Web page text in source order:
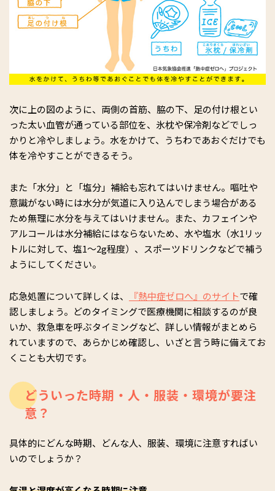
次に上の図のように、両側の首筋、脇の下、足の付け根とい
った太い血管が通っている部位を、氷枕や保冷剤などでしっ
かりと冷やしましょう。水をかけて、うちわであおぐだけでも
体を冷やすことができるそう。
また「水分」と「塩分」補給も忘れてはいけません。嘔吐や
意識がない時には水分が気道に入り込んでしまう場合がある
ため無理に水分を与えてはいけません。また、カフェインや
アルコールは水分補給にはならないため、水や塩水（水1リッ
トルに対して、塩1～2g程度）、スポーツドリンクなどで補う
ようにしてください。
応急処置について詳しくは、 『熱中症ゼロへ』のサイトで確
認しましょう。どのタイミングで医療機関に相談するのが良
いか、救急車を呼ぶタイミングなど、詳しい情報がまとめら
れていますので、あらかじめ確認し、いざと言う時に備えてお
くことも大切です。
どういった時期・人・服装・環境が要注
意？
具体的にどんな時期、どんな人、服装、環境に注意すればい
いのでしょうか？